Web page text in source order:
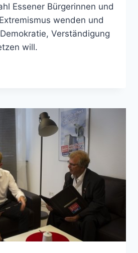
Essener Bürgerinnen und
wenden und
Verständigung
will.